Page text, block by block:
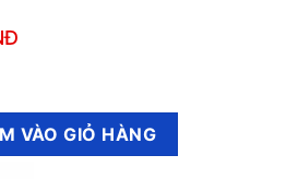
SEO Made Easy - Giúp website
VÀO GIỎ HÀNG